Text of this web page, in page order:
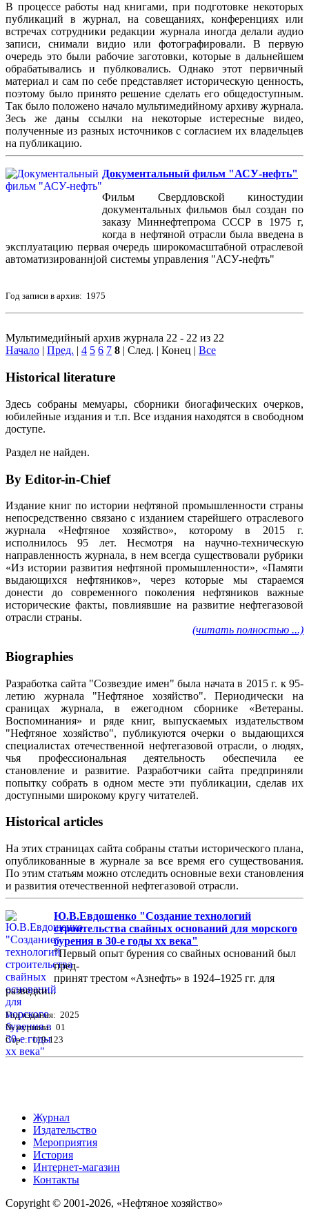
В процессе работы над книгами, при подготовке некоторых
публикаций в журнал, на совещаниях, конференциях или
встречах сотрудники редакции журнала иногда делали аудио
записи, снимали видио или фотографировали. В первую
очередь это были рабочие заготовки, которые в дальнейшем
обрабатывались и публковались. Однако этот первичный
материал и сам по себе представляет историческую ценность,
поэтому было принято решение сделать его общедоступным.
Так было положено начало мультимедийному архиву журнала.
Зесь же даны ссылки на некоторые истересные видео,
полученные из разных источников с согласием их владельцев
на публикацию.
Документальный фильм "АСУ-нефть"
Фильм Свердловской киностудии
документальных фильмов был создан по
заказу Миннефтепрома СССР в 1975 г,
когда в нефтяной отрасли была введена в
эксплуатацию первая очередь широкомасштабной отраслевой
автоматизированнjой системы управления "АСУ-нефть"
Год записи в архив: 1975
Мультимедийный архив журнала 22 - 22 из 22
Начало | Пред. | 4 5 6 7 8 | След. | Конец | Все
Historical literature
Здесь собраны мемуары, сборники биогафических очерков,
юбилейные издания и т.п. Все издания находятся в свободном
доступе.
Раздел не найден.
By Editor-in-Chief
Издание книг по истории нефтяной промышленности страны
непосредственно связано с изданием старейшего отраслевого
журнала «Нефтяное хозяйство», которому в 2015 г.
исполнилось 95 лет. Несмотря на научно-техническую
направленность журнала, в нем всегда существовали рубрики
«Из истории развития нефтяной промышленности», «Памяти
выдающихся нефтяников», через которые мы стараемся
донести до современного поколения нефтяников важные
исторические факты, повлиявшие на развитие нефтегазовой
отрасли страны.
(читать полностью ...)
Biographies
Разработка сайта "Созвездие имен" была начата в 2015 г. к 95-
летию журнала "Нефтяное хозяйство". Периодически на
сраницах журнала, в ежегодном сборнике «Ветераны.
Воспоминания» и ряде книг, выпускаемых издательством
"Нефтяное хозяйство", публикуются очерки о выдающихся
специалистах отечественной нефтегазовой отрасли, о людях,
чья профессиональная деятельность обеспечила ее
становление и развитие. Разработчики сайта предприняли
попытку собрать в одном месте эти публикации, сделав их
доступными широкому кругу читателей.
Historical articles
На этих страницах сайта собраны статьи исторического плана,
опубликованные в журнале за все время его существования.
По этим статьям можно отследить основные вехи становления
и развития отечественной нефтегазовой отрасли.
Ю.В.Евдошенко "Создание технологий
строительства свайных оснований для морского
бурения в 30-е годы хх века"
"Первый опыт бурения со свайных оснований был
пред-
принят трестом «Азнефть» в 1924–1925 гг. для
разведки...
Год издания: 2025
№ журнала: 01
Стр. : 119-123
Журнал
Издательство
Мероприятия
История
Интернет-магазин
Контакты
Copyright © 2001-2026, «Нефтяное хозяйство»